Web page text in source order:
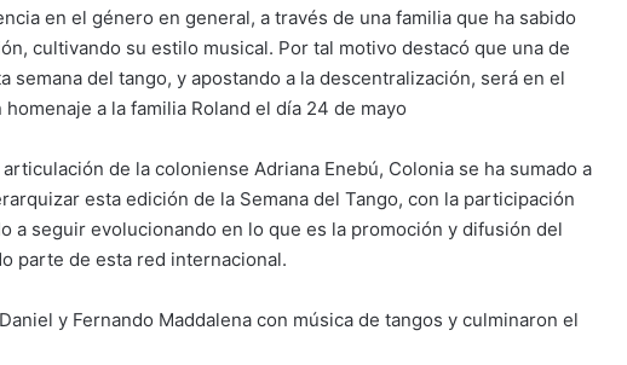
en el género en general, a través de una familia que ha sabido
cultivando su estilo musical. Por tal motivo destacó que una de
semana del tango, y apostando a la descentralización, será en el
a la familia Roland el día 24 de mayo
de la coloniense Adriana Enebú, Colonia se ha sumado a
esta edición de la Semana del Tango, con la participación
a seguir evolucionando en lo que es la promoción y difusión del
parte de esta red internacional.
y Fernando Maddalena con música de tangos y culminaron el